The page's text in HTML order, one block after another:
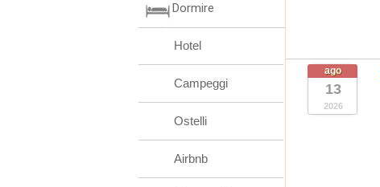
ago
13
2026
Dormire
Hotel
Campeggi
Ostelli
Airbnb